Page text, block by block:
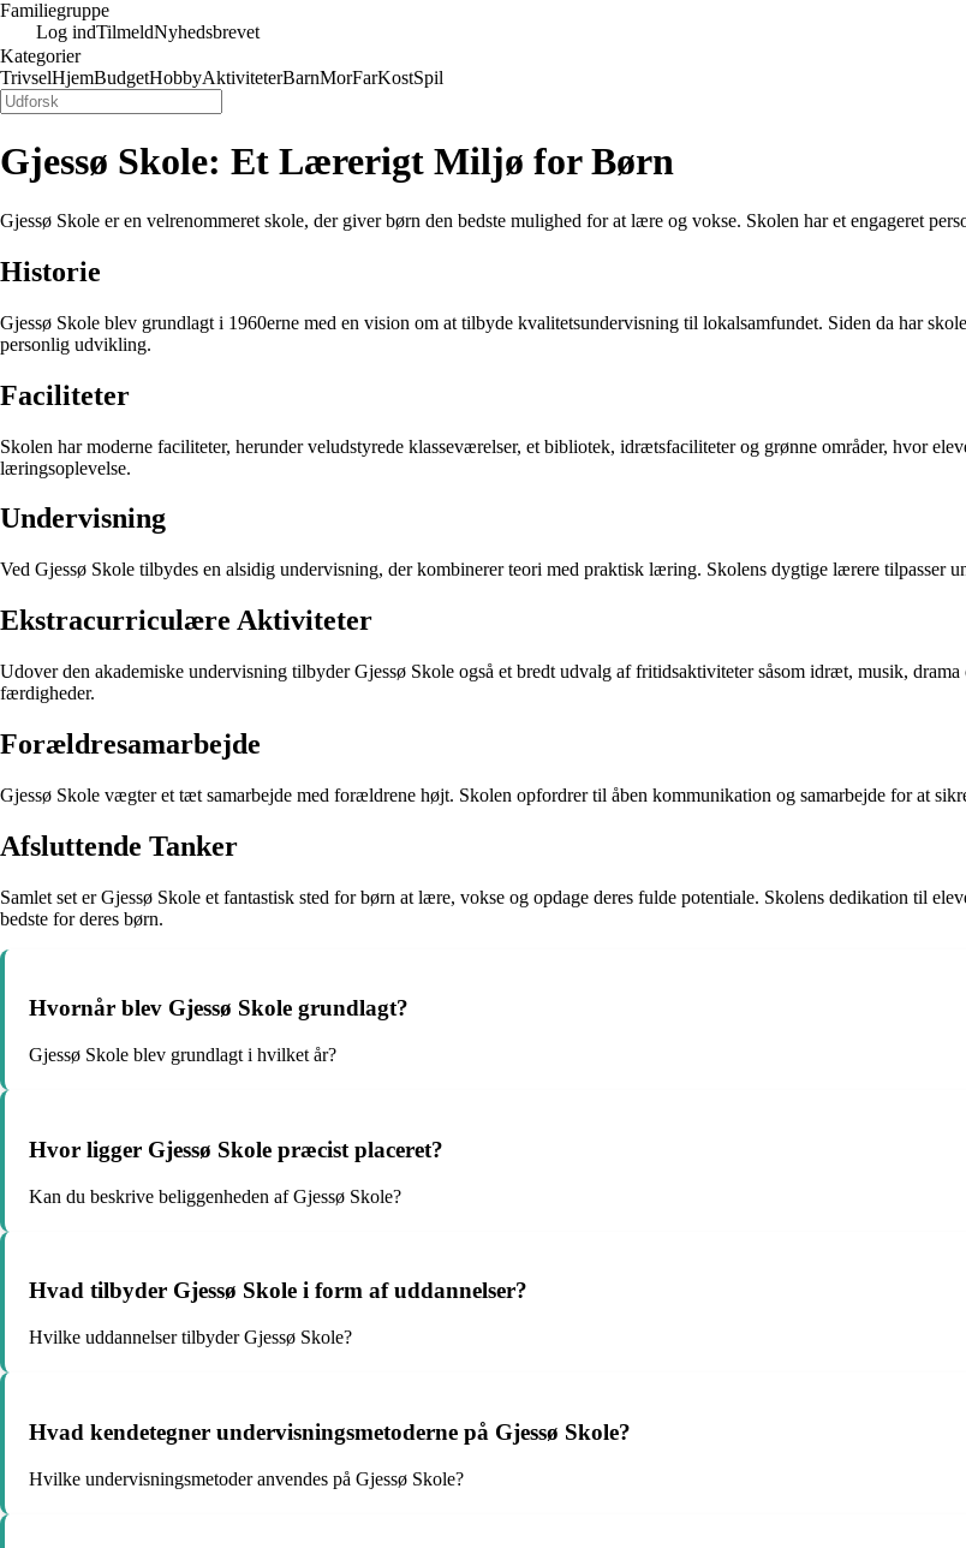
Familiegruppe
Log indTilmeldNyhedsbrevet
Kategorier
TrivselHjemBudgetHobbyAktiviteterBarnMorFarKostSpil
Gjessø Skole: Et Lærerigt Miljø for Børn
Gjessø Skole er en velrenommeret skole, der giver børn den bedste mulighed for at lære og vokse. Skolen har et engageret
Historie
Gjessø Skole blev grundlagt i 1960erne med en vision om at tilbyde kvalitetsundervisning til lokalsamfundet. Siden da har
personlig udvikling.
Faciliteter
Skolen har moderne faciliteter, herunder veludstyrede klasseværelser, et bibliotek, idrætsfaciliteter og grønne områder, hvor
læringsoplevelse.
Undervisning
Ved Gjessø Skole tilbydes en alsidig undervisning, der kombinerer teori med praktisk læring. Skolens dygtige lærere tilpasser
Ekstracurriculære Aktiviteter
Udover den akademiske undervisning tilbyder Gjessø Skole også et bredt udvalg af fritidsaktiviteter såsom idræt, musik,
færdigheder.
Forældresamarbejde
Gjessø Skole vægter et tæt samarbejde med forældrene højt. Skolen opfordrer til åben kommunikation og samarbejde for at
Afsluttende Tanker
Samlet set er Gjessø Skole et fantastisk sted for børn at lære, vokse og opdage deres fulde potentiale. Skolens dedikation til
bedste for deres børn.
Hvornår blev Gjessø Skole grundlagt?
Gjessø Skole blev grundlagt i hvilket år?
Hvor ligger Gjessø Skole præcist placeret?
Kan du beskrive beliggenheden af Gjessø Skole?
Hvad tilbyder Gjessø Skole i form af uddannelser?
Hvilke uddannelser tilbyder Gjessø Skole?
Hvad kendetegner undervisningsmetoderne på Gjessø Skole?
Hvilke undervisningsmetoder anvendes på Gjessø Skole?